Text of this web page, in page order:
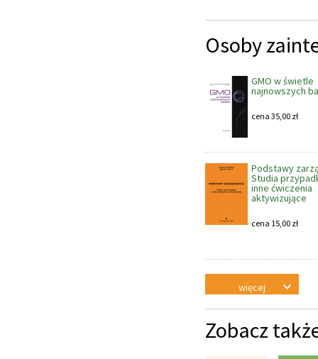
Osoby
GMO w świetle
najnowszych
cena 35,00 zł
Podstawy
Studia
inne ćwiczenia
aktywizujące
cena 15,00 zł
więcej
Zobacz